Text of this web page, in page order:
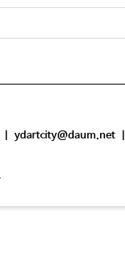
| ydartcity@daum.net |